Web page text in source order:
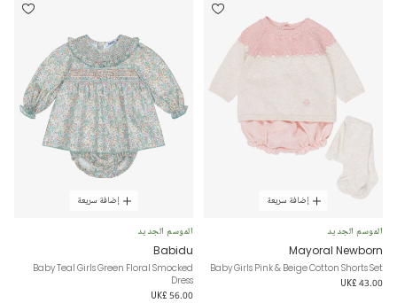
إضافة سريعة
الموسم الجديد
Mayoral Newborn
Baby Girls Pink & Beige Cotton Shorts Set
UK£ 43.00
إضافة سريعة
الموسم الجديد
Babidu
Baby Teal Girls Green Floral Smocked
Dress
UK£ 56.00